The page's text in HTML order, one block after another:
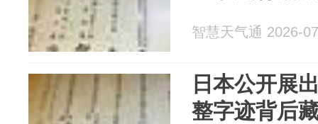
智慧天气通 2026-
日本公开展
整字迹背后